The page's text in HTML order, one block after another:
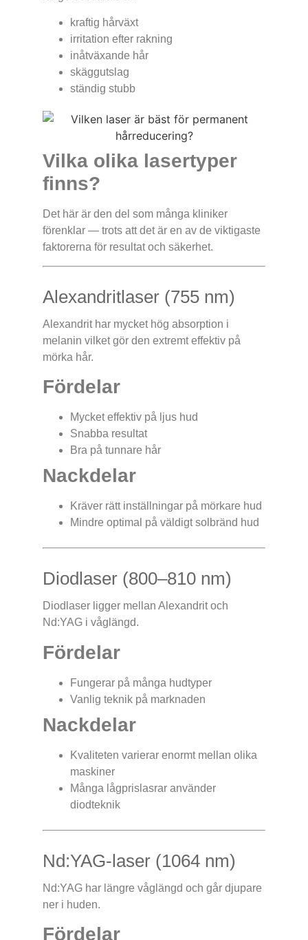
kraftig hårväxt
irritation efter rakning
inåtväxande hår
skäggutslag
ständig stubb
Vilka olika lasertyper
finns?
Det här är den del som många kliniker
förenklar — trots att det är en av de viktigaste
faktorerna för resultat och säkerhet.
Alexandritlaser (755 nm)
Alexandrit har mycket hög absorption i
melanin vilket gör den extremt effektiv på
mörka hår.
Fördelar
Mycket effektiv på ljus hud
Snabba resultat
Bra på tunnare hår
Nackdelar
Kräver rätt inställningar på mörkare hud
Mindre optimal på väldigt solbränd hud
Diodlaser (800–810 nm)
Diodlaser ligger mellan Alexandrit och
Nd:YAG i våglängd.
Fördelar
Fungerar på många hudtyper
Vanlig teknik på marknaden
Nackdelar
Kvaliteten varierar enormt mellan olika
maskiner
Många lågprislasrar använder
diodteknik
Nd:YAG-laser (1064 nm)
Nd:YAG har längre våglängd och går djupare
ner i huden.
Fördelar